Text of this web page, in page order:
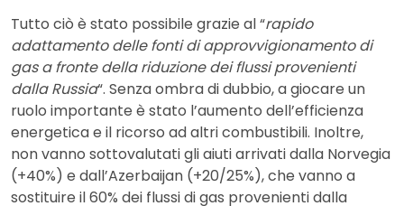
Tutto ciò è stato possibile grazie al “rapido
adattamento delle fonti di approvvigionamento di
gas a fronte della riduzione dei flussi provenienti
dalla Russia“. Senza ombra di dubbio, a giocare un
ruolo importante è stato l’aumento dell’efficienza
energetica e il ricorso ad altri combustibili. Inoltre,
non vanno sottovalutati gli aiuti arrivati dalla Norvegia
(+40%) e dall’Azerbaijan (+20/25%), che vanno a
sostituire il 60% dei flussi di gas provenienti dalla